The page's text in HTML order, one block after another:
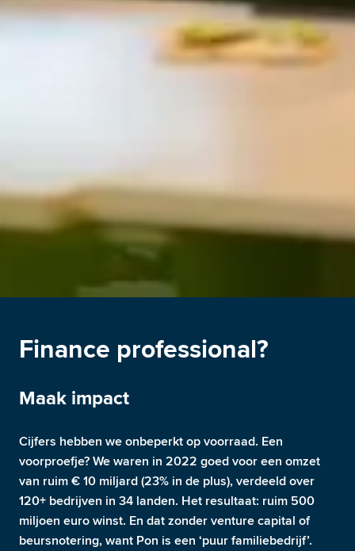
Finance professional?
Maak impact
Cijfers hebben we onbeperkt op voorraad. Een
voorproefje? We waren in 2022 goed voor een omzet
van ruim € 10 miljard (23% in de plus), verdeeld over
120+ bedrijven in 34 landen. Het resultaat: ruim 500
miljoen euro winst. En dat zonder venture capital of
beursnotering, want Pon is een ‘puur familiebedrijf’.